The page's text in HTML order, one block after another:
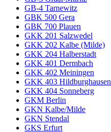
GB-4 Tarnewitz
GBK 500 Gera
GBK 700 Plauen
GKK 201 Salzwedel
GKK 202 Kalbe (Milde)
GKK 204 Halberstadt
GKK 401 Dermbach
GKK 402 Meiningen
GKK 403 Hildburghausen
GKK 404 Sonneberg
GKM Berlin
GKN Kalbe/Milde
GKN Stendal
GKS Erfurt